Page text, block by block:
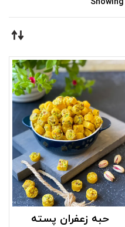
حبه زعفران پسته